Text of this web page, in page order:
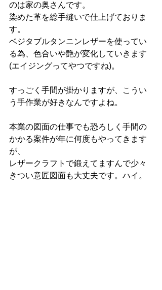
のは家の奥さんです。
染めた革を総手縫いで仕上げておりま
す。
ベジタブルタンニンレザーを使ってい
る為、色合いや艶が変化していきます
(エイジングってやつですね)。
すっごく手間が掛かりますが、こうい
う手作業が好きなんですよね。
本業の図面の仕事でも恐ろしく手間の
かかる案件が年に何度もやってきます
が、
レザークラフトで鍛えてますんで少々
きつい意匠図面も大丈夫です。ハイ。